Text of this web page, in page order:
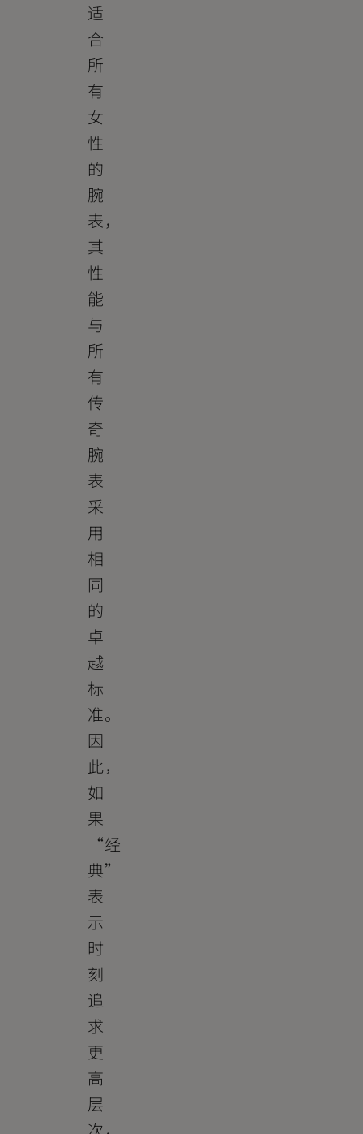
适
合
所
有
女
性
的
腕
表，
其
性
能
与
所
有
传
奇
腕
表
采
用
相
同
的
卓
越
标
准。
因
此，
如
果
“经
典”
表
示
时
刻
追
求
更
高
层